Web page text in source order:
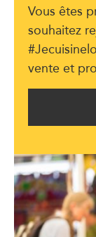
Vous êtes
souhaitez
vente et